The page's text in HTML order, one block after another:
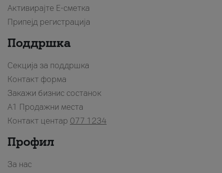
Активирајте Е-сметка
Припејд регистрација
Поддршка
Секција за поддршка
Контакт форма
Закажи бизнис состанок
A1 Продажни места
Контакт центар 077 1234
Профил
За нас